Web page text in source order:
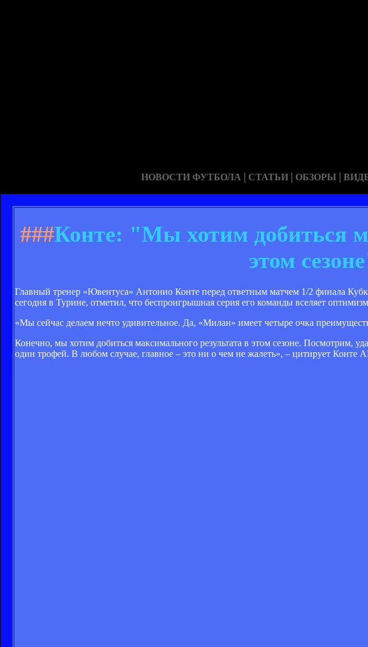
НОВОСТИ ФУТБОЛА | СТАТЬИ | ОБЗОРЫ |
###Конте: "Мы хотим добиться
этом
Главный тренер «Ювентуса» Антонио Конте перед ответным матчем 1/2 финала
сегодня в Турине, отметил, что беспроигрышная серия его команды вселяет
«Мы сейчас делаем нечто удивительное. Да, «Милан» имеет четыре очка
Конечно, мы хотим добиться максимального результата в этом сезоне. Посмотрим,
один трофей. В любом случае, главное – это ни о чем не жалеть», – цитирует Конте